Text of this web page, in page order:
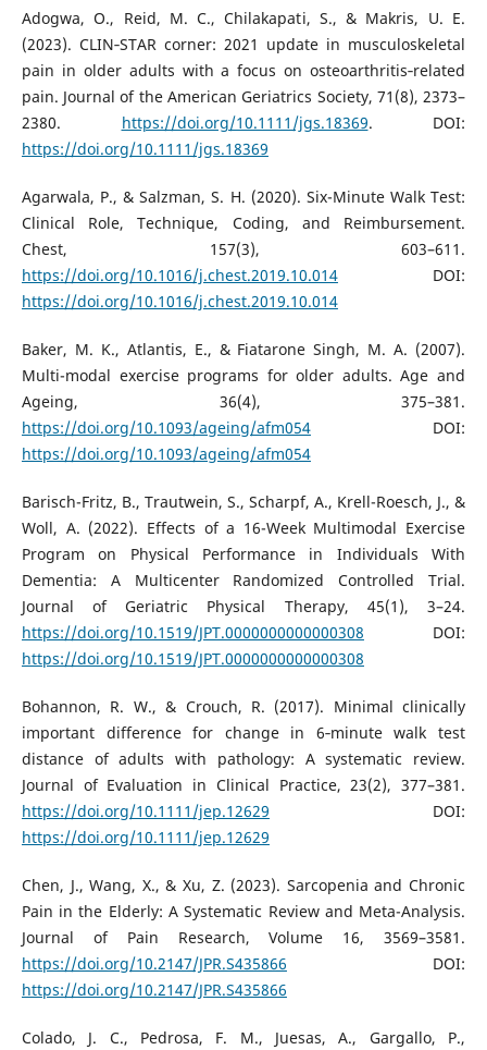
Adogwa, O., Reid, M. C., Chilakapati, S., & Makris, U. E.
(2023). CLIN‐STAR corner: 2021 update in musculoskeletal
pain in older adults with a focus on osteoarthritis‐related
pain. Journal of the American Geriatrics Society, 71(8), 2373–
2380. https://doi.org/10.1111/jgs.18369. DOI:
https://doi.org/10.1111/jgs.18369
Agarwala, P., & Salzman, S. H. (2020). Six-Minute Walk Test:
Clinical Role, Technique, Coding, and Reimbursement.
Chest, 157(3), 603–611.
https://doi.org/10.1016/j.chest.2019.10.014DOI:
https://doi.org/10.1016/j.chest.2019.10.014
Baker, M. K., Atlantis, E., & Fiatarone Singh, M. A. (2007).
Multi-modal exercise programs for older adults. Age and
Ageing, 36(4), 375–381.
https://doi.org/10.1093/ageing/afm054DOI:
https://doi.org/10.1093/ageing/afm054
Barisch-Fritz, B., Trautwein, S., Scharpf, A., Krell-Roesch, J., &
Woll, A. (2022). Effects of a 16-Week Multimodal Exercise
Program on Physical Performance in Individuals With
Dementia: A Multicenter Randomized Controlled Trial.
Journal of Geriatric Physical Therapy, 45(1), 3–24.
https://doi.org/10.1519/JPT.0000000000000308 DOI:
https://doi.org/10.1519/JPT.0000000000000308
Bohannon, R. W., & Crouch, R. (2017). Minimal clinically
important difference for change in 6‐minute walk test
distance of adults with pathology: A systematic review.
Journal of Evaluation in Clinical Practice, 23(2), 377–381.
https://doi.org/10.1111/jep.12629 DOI:
https://doi.org/10.1111/jep.12629
Chen, J., Wang, X., & Xu, Z. (2023). Sarcopenia and Chronic
Pain in the Elderly: A Systematic Review and Meta-Analysis.
Journal of Pain Research, Volume 16, 3569–3581.
https://doi.org/10.2147/JPR.S435866 DOI:
https://doi.org/10.2147/JPR.S435866
Colado, J. C., Pedrosa, F. M., Juesas, A., Gargallo, P.,